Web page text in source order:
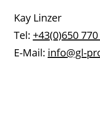
Kay Linzer
Tel: +43(0)650
E-Mail: info@gl-